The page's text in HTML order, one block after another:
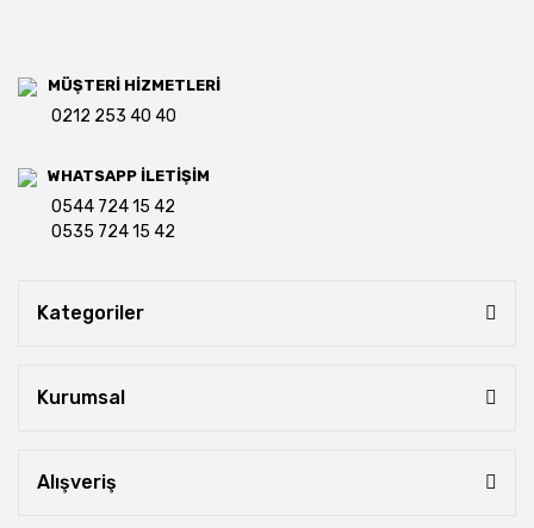
MÜŞTERİ HİZMETLERİ
0212 253 40 40
WHATSAPP İLETİŞİM
0544 724 15 42
0535 724 15 42
Kategoriler
Kurumsal
Alışveriş